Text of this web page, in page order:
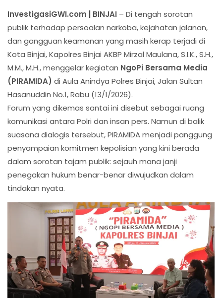
InvestigasiGWI.com | BINJAI – Di tengah sorotan
publik terhadap persoalan narkoba, kejahatan jalanan,
dan gangguan keamanan yang masih kerap terjadi di
Kota Binjai, Kapolres Binjai AKBP Mirzal Maulana, S.I.K., S.H.,
M.M., M.H., menggelar kegiatan NgoPi Bersama Media
(PIRAMIDA) di Aula Anindya Polres Binjai, Jalan Sultan
Hasanuddin No.1, Rabu (13/1/2026).
Forum yang dikemas santai ini disebut sebagai ruang
komunikasi antara Polri dan insan pers. Namun di balik
suasana dialogis tersebut, PIRAMIDA menjadi panggung
penyampaian komitmen kepolisian yang kini berada
dalam sorotan tajam publik: sejauh mana janji
penegakan hukum benar-benar diwujudkan dalam
tindakan nyata.